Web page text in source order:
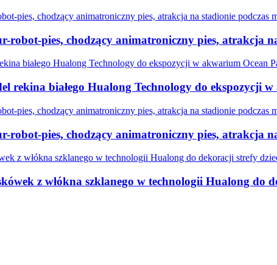
robot-pies, chodzący animatroniczny pies, atrakcja
rekina białego Hualong Technology do ekspozycji
robot-pies, chodzący animatroniczny pies, atrakcja
z włókna szklanego w technologii Hualong